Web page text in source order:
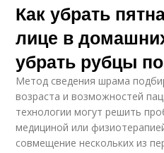
Как убрать
лице в
убрать рубцы
Метод сведения шрама
возраста и возможностей
технологии могут решить
медициной или
совмещение нескольких из